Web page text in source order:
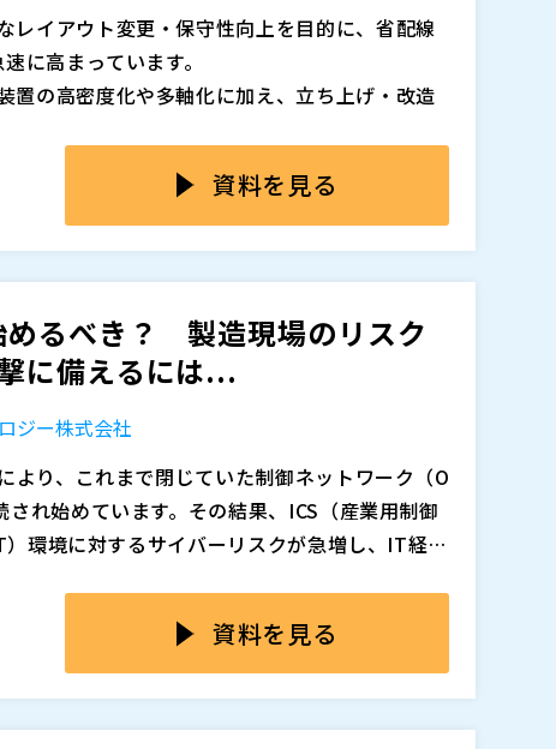
知りたい」という方にお勧めの内容です。OT
的な方法をお確かめください。
加、削除される可能性があります。
レイアウト変更・保守性向上を目的に、省配線
に高まっています。
置の高密度化や多軸化に加え、立ち上げ・改造
が求められる現場では、制御精度を優先するあ
定してしまい、結果として構成が過剰になって
判断が重なり、想定以上にコストが膨らんで
た」 「リモートI/Oは遅延が不安で結局使え
心当たりはないでしょうか。
要十分なコストと構成で実現できる「ちょうど
めの具体的な方法として、「EthetCAT対応 CO
ーズ」は、DC同期に対応し、誤差1µs以内の高
ト構成で必要最小限のI/Oをシンプルに構成で
資料を見る
めるべき？ 製造現場のリスク
に備えるには...
ジー株式会社
り、これまで閉じていた制御ネットワーク（O
れ始めています。その結果、ICS（産業用制御
環境に対するサイバーリスクが急増し、IT経由
えすぎて監視が困難」などの課題が発生してい
“死角”は、脅威検知や障害対応の遅れを招き、
ず、通信の「正常・異常」を即座に判断できな
ネットワークTAPによる接続やパケットブロー
通信の“死角”が、サイバー攻撃の侵入経路や障
資料を見る